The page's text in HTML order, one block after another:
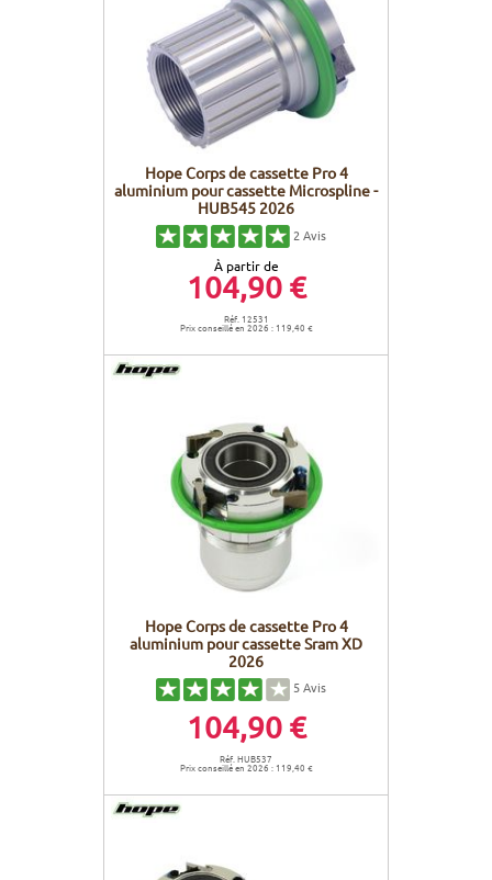
Hope Corps de cassette Pro 4
aluminium pour cassette Microspline -
HUB545 2026
2 Avis
À partir de
104,90 €
Réf. 12531
Prix conseillé en 2026 : 119,40 €
Hope Corps de cassette Pro 4
aluminium pour cassette Sram XD
2026
5Avis
104,90 €
Réf. HUB537
Prix conseillé en 2026 : 119,40 €